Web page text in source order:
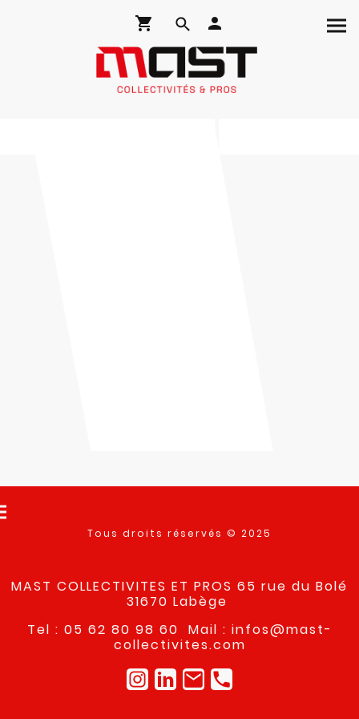
Tous droits réservés © 2025
MAST COLLECTIVITES ET PROS 65 rue du Bolé
31670 Labège
Tel : 05 62 80 98 60 Mail : infos@mast-
collectivites.com